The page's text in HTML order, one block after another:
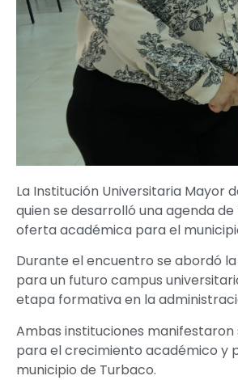
La Institución Universitaria Mayor
quien se desarrolló una agenda
oferta académica para el
Durante el encuentro se abordó
para un futuro campus
etapa formativa en la
Ambas instituciones
para el crecimiento académico y
municipio de Turbaco.